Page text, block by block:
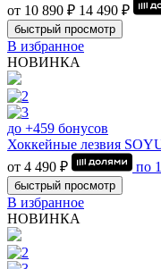
от 10 890 ₽ 14 490 ₽
быстрый просмотр
В избранное
НОВИНКА
до +459 бонусов
Хоккейные лезвия
от 4 490 ₽
по
быстрый просмотр
В избранное
НОВИНКА